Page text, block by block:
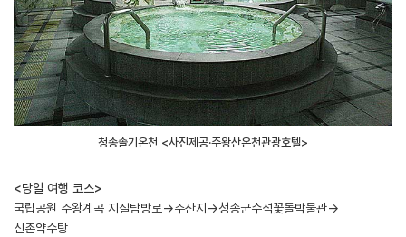
청송솔기온천 <사진제공·주왕산온천관광호텔>
<당일 여행 코스>
국립공원 주왕계곡 지질탐방로→주산지→청송군수석꽃돌박물관→
신촌약수탕